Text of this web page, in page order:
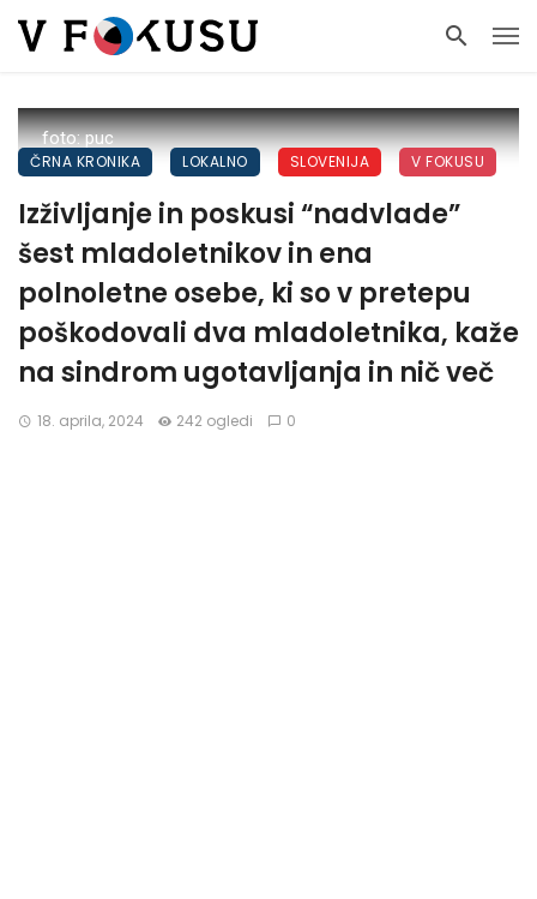
foto: puc
ČRNA KRONIKA LOKALNO SLOVENIJA V FOKUSU
Izživljanje in poskusi “nadvlade”
šest mladoletnikov in ena
polnoletne osebe, ki so v pretepu
poškodovali dva mladoletnika, kaže
na sindrom ugotavljanja in nič več
18. aprila, 2024 242 ogledi 0